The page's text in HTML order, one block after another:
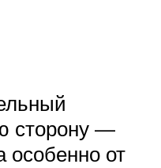
сторону —
особенно от